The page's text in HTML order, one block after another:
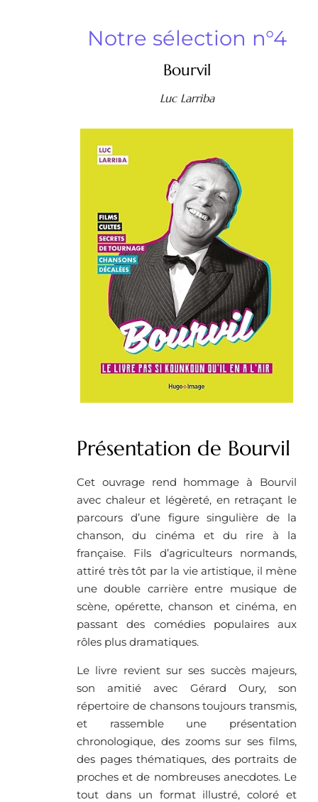
Notre sélection n°4
Bourvil
Luc Larriba
Présentation de Bourvil
Cet ouvrage rend hommage à Bourvil
avec chaleur et légèreté, en retraçant le
parcours d’une figure singulière de la
chanson, du cinéma et du rire à la
française. Fils d’agriculteurs normands,
attiré très tôt par la vie artistique, il mène
une double carrière entre musique de
scène, opérette, chanson et cinéma, en
passant des comédies populaires aux
rôles plus dramatiques.
Le livre revient sur ses succès majeurs,
son amitié avec Gérard Oury, son
répertoire de chansons toujours transmis,
et rassemble une présentation
chronologique, des zooms sur ses films,
des pages thématiques, des portraits de
proches et de nombreuses anecdotes. Le
tout dans un format illustré, coloré et